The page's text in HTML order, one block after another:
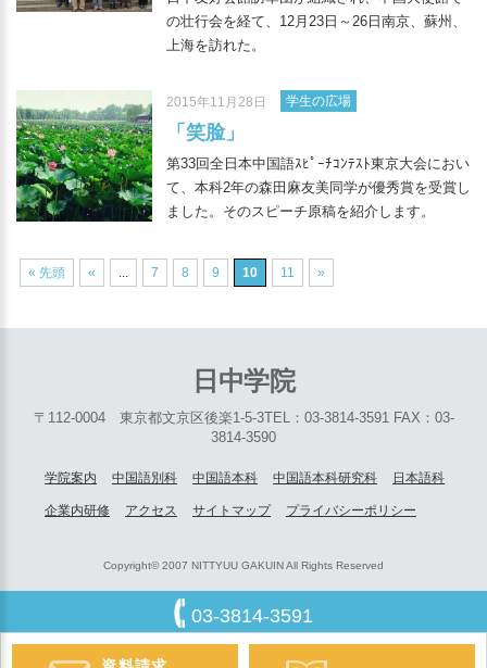
の壮行会を経て、12月23日～26日南京、蘇州、
上海を訪れた。
2015年11月28日 学生の広場
「笑脸」
第33回全日本中国語ｽﾋﾟｰﾁｺﾝﾃｽﾄ東京大会におい
て、本科2年の森田麻友美同学が優秀賞を受賞し
ました。そのスピーチ原稿を紹介します。
« 先頭 « ... 7 8 9 10 11 »
日中学院
〒112-0004 東京都文京区後楽1-5-3TEL：03-3814-3591 FAX：03-
3814-3590
学院案内 中国語別科 中国語本科 中国語本科研究科 日本語科
企業内研修 アクセス サイトマップ プライバシーポリシー
Copyright© 2007 NITTYUU GAKUIN All Rights Reserved
03-3814-3591